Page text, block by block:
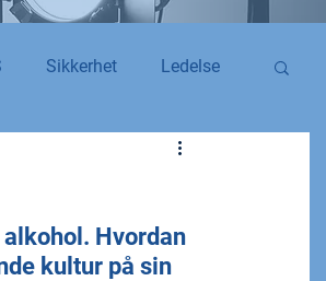
Sikkerhet Ledelse
#jegerstatsansatt
YS og YS Stat
Hvordan
kultur på sin